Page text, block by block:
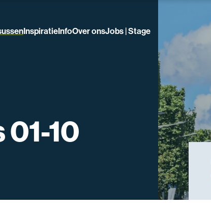
InspiratieInfoOver onsJobs | Stage
01-10